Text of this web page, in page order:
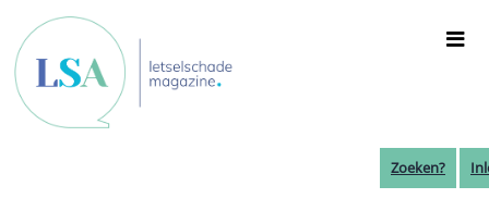
naar
de
inhoud
gaan
Zoeken?